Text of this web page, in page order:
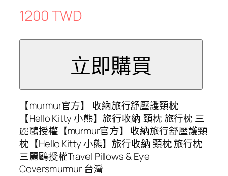
1200 TWD
【murmur官方】 收納旅行舒壓護頸枕
【Hello Kitty 小熊】旅行收納 頸枕 旅行枕 三
麗鷗授權【murmur官方】 收納旅行舒壓護頸
枕【Hello Kitty 小熊】旅行收納 頸枕 旅行枕
三麗鷗授權Travel Pillows & Eye
Coversmurmur 台灣